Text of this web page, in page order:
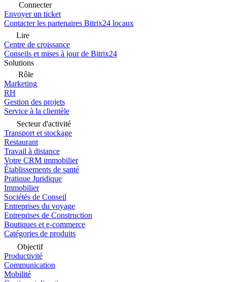
Connecter
Envoyer un ticket
Contacter les partenaires Bitrix24 locaux
Lire
Centre de croissance
Conseils et mises à jour de Bitrix24
Solutions
Rôle
Marketing
RH
Gestion des projets
Service à la clientèle
Secteur d'activité
Transport et stockage
Restaurant
Travail à distance
Votre CRM immobilier
Établissements de santé
Pratique Juridique
Immobilier
Sociétés de Conseil
Entreprises du voyage
Entreprises de Construction
Boutiques et e-commerce
Catégories de produits
Objectif
Productivité
Communication
Mobilité